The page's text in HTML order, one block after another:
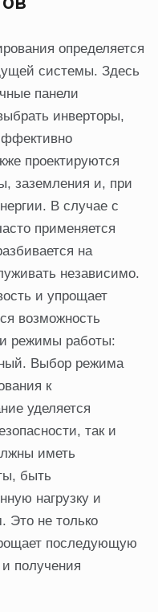
определяется
системы. Здесь
панели
инверторы,
проектируются
заземления и, при
В случае с
применяется
на
независимо.
и упрощает
возможность
режимы работы:
Выбор режима
к
уделяется
так и
иметь
быть
нагрузку и
Это не только
последующую
получения